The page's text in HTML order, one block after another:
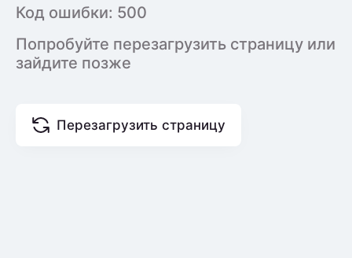
Код ошибки: 500
Попробуйте перезагрузить страницу или
зайдите позже
Перезагрузить страницу